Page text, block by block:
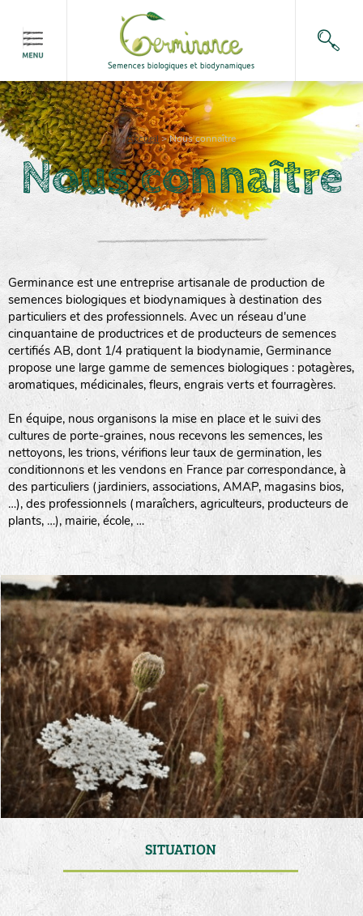
Accueil>Nous connaître
Nous connaître
Germinance est une entreprise artisanale de production de
semences biologiques et biodynamiques à destination des
particuliers et des professionnels. Avec un réseau d'une
cinquantaine de productrices et de producteurs de semences
certifiés AB, dont 1/4 pratiquent la biodynamie, Germinance
propose une large gamme de semences biologiques : potagères,
aromatiques, médicinales, fleurs, engrais verts et fourragères.
En équipe, nous organisons la mise en place et le suivi des
cultures de porte-graines, nous recevons les semences, les
nettoyons, les trions, vérifions leur taux de germination, les
conditionnons et les vendons en France par correspondance, à
des particuliers (jardiniers, associations, AMAP, magasins bios,
…), des professionnels (maraîchers, agriculteurs, producteurs de
plants, …), mairie, école, …
SITUATION